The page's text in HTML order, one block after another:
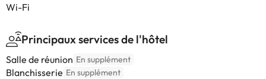
Wi-Fi
Principaux services de l'hôtel
Salle de réunion En supplément
Blanchisserie En supplément